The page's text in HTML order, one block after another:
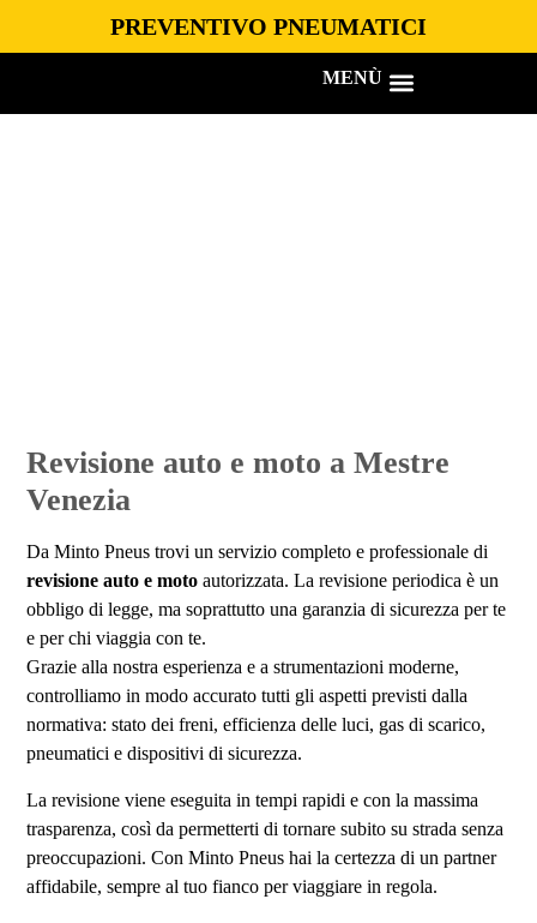
MENÙ
PREVENTIVO PNEUMATICI
Centro Revisioni
Revisione auto e moto a Mestre
Venezia
Da Minto Pneus trovi un servizio completo e professionale di
revisione auto e moto autorizzata. La revisione periodica è un
obbligo di legge, ma soprattutto una garanzia di sicurezza per te
e per chi viaggia con te.
Grazie alla nostra esperienza e a strumentazioni moderne,
controlliamo in modo accurato tutti gli aspetti previsti dalla
normativa: stato dei freni, efficienza delle luci, gas di scarico,
pneumatici e dispositivi di sicurezza.
La revisione viene eseguita in tempi rapidi e con la massima
trasparenza, così da permetterti di tornare subito su strada senza
preoccupazioni. Con Minto Pneus hai la certezza di un partner
affidabile, sempre al tuo fianco per viaggiare in regola.